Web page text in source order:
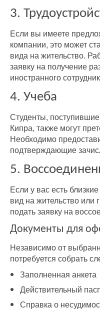
3.
Если вы имеете
компании, это может
вида на жительство.
заявку на получение
иностранного
4. Учеба
Студенты,
Кипра, также могут
Необходимо
подтверждающие
5.
Если у вас есть
вид на жительство
подать заявку на
Документы для
Независимо от
потребуется собрать
Заполненная анкета
Действительный
Справка о